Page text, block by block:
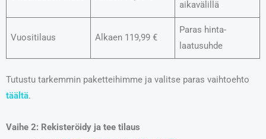
aikavälillä
Vuositilaus Alkaen 119,99 €
Paras hinta-
laatusuhde
Tutustu tarkemmin paketteihimme ja valitse paras vaihtoehto
täältä.
Vaihe 2: Rekisteröidy ja tee tilaus